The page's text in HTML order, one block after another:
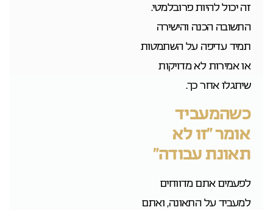
זה יכול להיות פרובלמטי.
התשובה הכנה והישירה
תמיד עדיפה על השתמטות
או אמירות לא מדויקות
שיתגלו אחר כך.
כשהמעביד
אומר “זו לא
תאונת עבודה”
לפעמים אתם מדווחים
למעביד על התאונה, ואתם